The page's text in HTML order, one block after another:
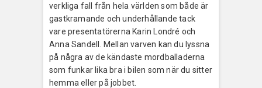
verkliga fall från hela världen som både är
gastkramande och underhållande tack
vare presentatörerna Karin Londré och
Anna Sandell. Mellan varven kan du lyssna
på några av de kändaste mordballaderna
som funkar lika bra i bilen som när du sitter
hemma eller på jobbet.